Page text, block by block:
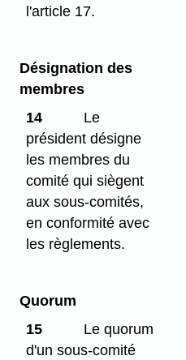
l'article 17.
Désignation des
membres
14
Le
président désigne
les membres du
comité qui siègent
aux sous-comités,
en conformité avec
les règlements.
Quorum
15
Le quorum
d'un sous-comité